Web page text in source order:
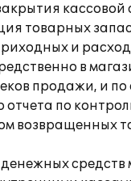
кассовой
товарных
и
в
продажи, и
отчета по
возвращенных
средств